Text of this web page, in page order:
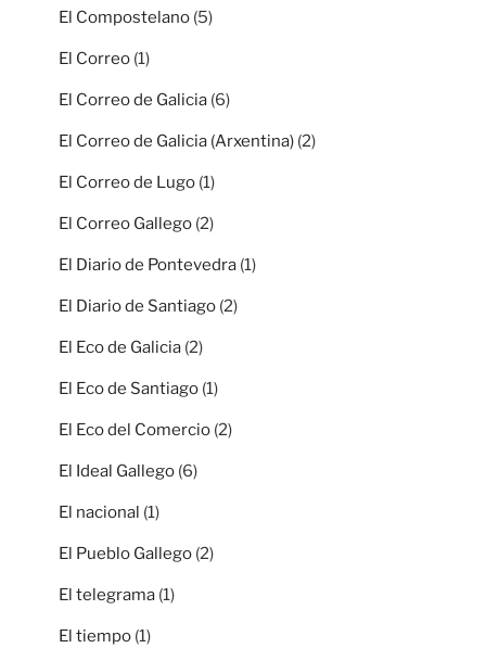
El Compostelano (5)
El Correo (1)
El Correo de Galicia (6)
El Correo de Galicia (Arxentina) (2)
El Correo de Lugo (1)
El Correo Gallego (2)
El Diario de Pontevedra (1)
El Diario de Santiago (2)
El Eco de Galicia (2)
El Eco de Santiago (1)
El Eco del Comercio (2)
El Ideal Gallego (6)
El nacional (1)
El Pueblo Gallego (2)
El telegrama (1)
El tiempo (1)